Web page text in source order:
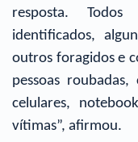
resposta.
identificados,
outros foragidos e
pessoas
celulares,
vítimas”, afirmou.